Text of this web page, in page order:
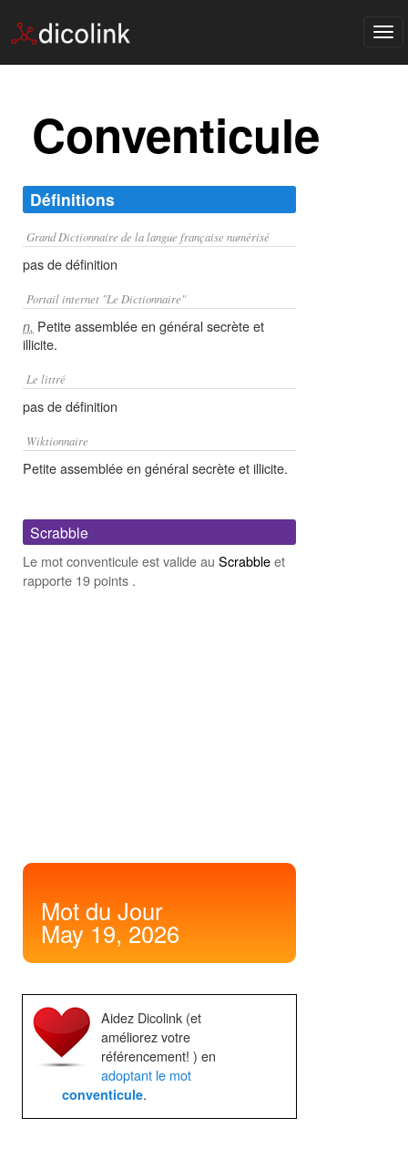
Conventicule
Définitions
Grand Dictionnaire de la langue française numérisé
pas de définition
Portail internet "Le Dictionnaire"
n. Petite assemblée en général secrète et
illicite.
Le littré
pas de définition
Wiktionnaire
Petite assemblée en général secrète et illicite.
Scrabble
Le mot conventicule est valide au Scrabbleet
rapporte 19 points .
Motdu Jour
May 19, 2026
Aidez Dicolink (et
améliorez votre
référencement! ) en
adoptant le mot
conventicule.